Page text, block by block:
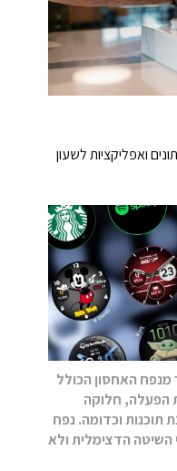
ואפליקציות לשעון
מנפח האחסון הכולל
הפעלה, חלוקה
תוכנות וכדומה. נפח
השיטה הדצימלית ולא